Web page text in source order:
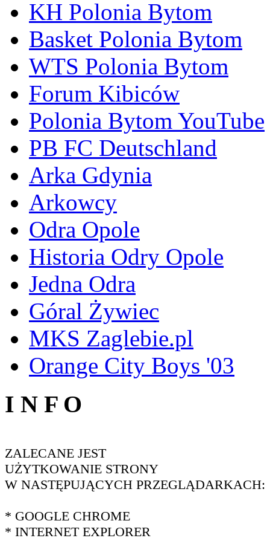
KH Polonia Bytom
Basket Polonia Bytom
WTS Polonia Bytom
Forum Kibiców
Polonia Bytom YouTube
PB FC Deutschland
Arka Gdynia
Arkowcy
Odra Opole
Historia Odry Opole
Jedna Odra
Góral Żywiec
MKS Zaglebie.pl
Orange City Boys '03
I N F O
ZALECANE JEST
UŻYTKOWANIE STRONY
W NASTĘPUJĄCYCH PRZEGLĄDARKACH:
* GOOGLE CHROME
* INTERNET EXPLORER